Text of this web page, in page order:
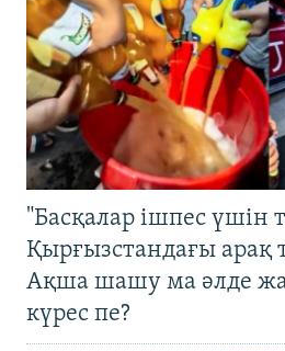
"Басқалар ішпес үшін
Қырғызстандағы арақ
Ақша шашу ма әлде
күрес пе?